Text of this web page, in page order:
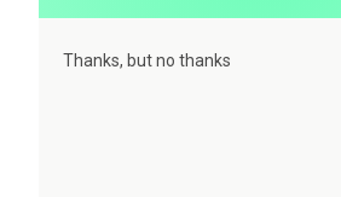
Thanks, but no thanks